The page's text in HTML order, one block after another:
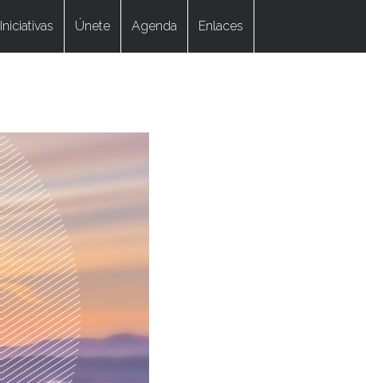
Iniciativas Únete Agenda Enlaces